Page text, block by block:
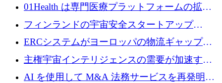
01Health は専門医療プラットフォームの拡大
に 1,500 万ドルを確保
フィンランドの宇宙安全スタートアップ
Aavuus が、スペースデブリ追跡に取り組むプ
レシード資金を獲得
ERCシステムがヨーロッパの物流ギャップを
埋めるために設計された重量物運搬用eVTOL
であるVictorを発表
主権宇宙インテリジェンスの需要が加速する
中、ICEYEは評価額100億ユーロ以上で4億
AI を使用して M&A 法務サービスを再発明す